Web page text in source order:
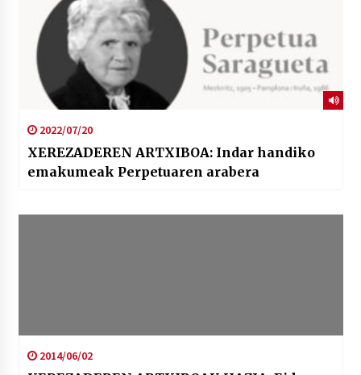
2022/07/20
XEREZADEREN ARTXIBOA: Indar handiko
emakumeak Perpetuaren arabera
2014/06/02